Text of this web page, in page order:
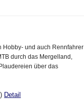
Hobby- und auch Rennfahrer
durch das Mergelland,
über das
Detail